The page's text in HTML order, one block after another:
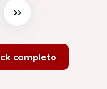
completo